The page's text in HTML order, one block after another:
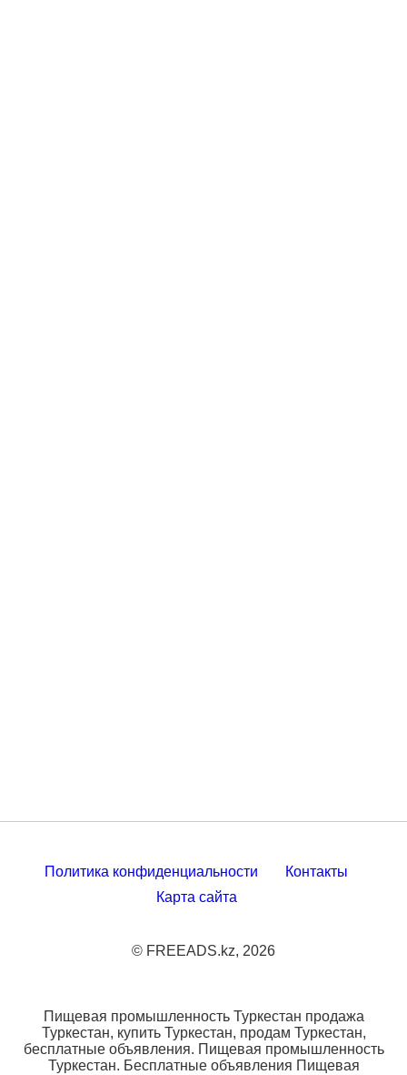
Политика конфиденциальности
Контакты
Карта сайта
© FREEADS.kz, 2026
Пищевая промышленность Туркестан продажа
Туркестан, купить Туркестан, продам Туркестан,
бесплатные объявления. Пищевая промышленность
Туркестан. Бесплатные объявления Пищевая